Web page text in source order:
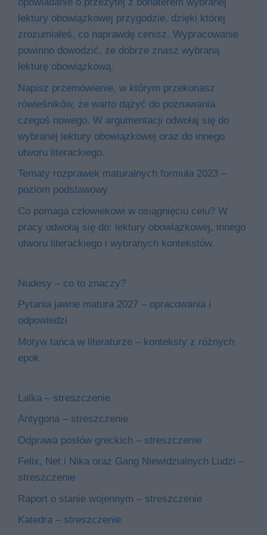
lektury obowiązkowej przygodzie, dzięki której
zrozumiałeś, co naprawdę cenisz. Wypracowanie
powinno dowodzić, że dobrze znasz wybraną
lekturę obowiązkową.
Napisz przemówienie, w którym przekonasz
rówieśników, że warto dążyć do poznawania
czegoś nowego. W argumentacji odwołaj się do
wybranej lektury obowiązkowej oraz do innego
utworu literackiego.
Tematy rozprawek maturalnych formuła 2023 –
poziom podstawowy
Co pomaga człowiekowi w osiągnięciu celu? W
pracy odwołaj się do: lektury obowiązkowej, innego
utworu literackiego i wybranych kontekstów.
Nudesy – co to znaczy?
Pytania jawne matura 2027 – opracowania i
odpowiedzi
Motyw tańca w literaturze – konteksty z różnych
epok
Lalka – streszczenie
Antygona – streszczenie
Odprawa posłów greckich – streszczenie
Felix, Net i Nika oraz Gang Niewidzialnych Ludzi –
streszczenie
Raport o stanie wojennym – streszczenie
Katedra – streszczenie